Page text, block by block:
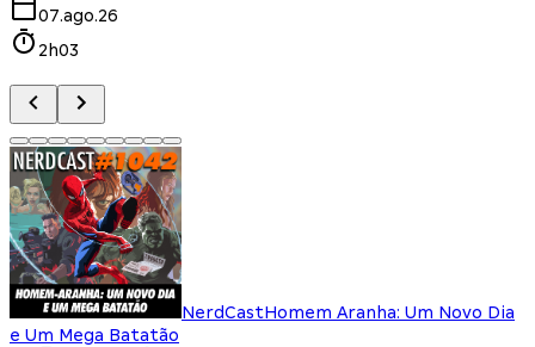
07.ago.26
2h03
NerdCastHomem Aranha: Um Novo Dia
e Um Mega Batatão